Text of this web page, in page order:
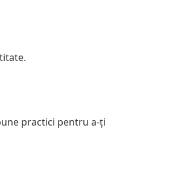
practici pentru a-ți